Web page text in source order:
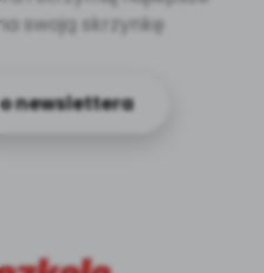
swoją skrzynkę
newslettera